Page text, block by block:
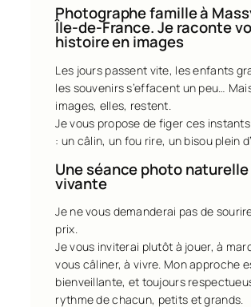
Photographe famille à
Île-de-France. Je raconte
histoire en images
Les jours passent vite, les enfants
les souvenirs s’effacent un peu…
images, elles, restent.
Je vous propose de figer ces
: un câlin, un fou rire, un bisou plein
Une séance photo
vivante
Je ne vous demanderai pas de
prix.
Je vous inviterai plutôt à jouer, à
vous câliner, à vivre. Mon approche
bienveillante, et toujours
rythme de chacun, petits et grands.